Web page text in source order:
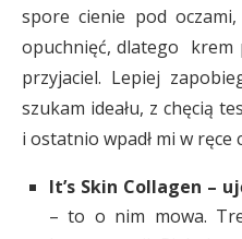
spore cienie pod
opuchnięć, dlatego krem
przyjaciel. Lepiej
szukam ideału, z chęcią
i ostatnio wpadł mi w ręce
It’s Skin Collagen –
– to o nim mowa.